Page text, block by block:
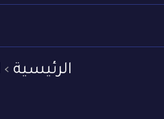
الرئيسية